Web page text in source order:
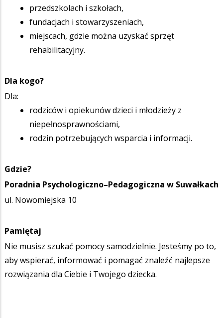
przedszkolach i szkołach,
fundacjach i stowarzyszeniach,
miejscach, gdzie można uzyskać sprzęt
rehabilitacyjny.
Dla kogo?
Dla:
rodziców i opiekunów dzieci i młodzieży z
niepełnosprawnościami,
rodzin potrzebujących wsparcia i informacji.
Gdzie?
Poradnia Psychologiczno–Pedagogiczna w Suwałkach
ul. Nowomiejska 10
Pamiętaj
Nie musisz szukać pomocy samodzielnie. Jesteśmy po to,
aby wspierać, informować i pomagać znaleźć najlepsze
rozwiązania dla Ciebie i Twojego dziecka.